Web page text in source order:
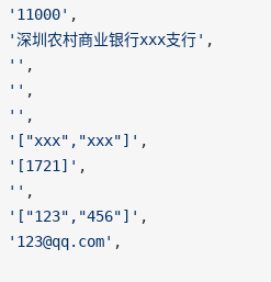
'11000' ,
'深圳农村商业银行xxx支行' ,
'' ,
'' ,
'' ,
'["xxx","xxx"]' ,
'[1721]' ,
'' ,
'["123","456"]' ,
'123@qq.com' ,